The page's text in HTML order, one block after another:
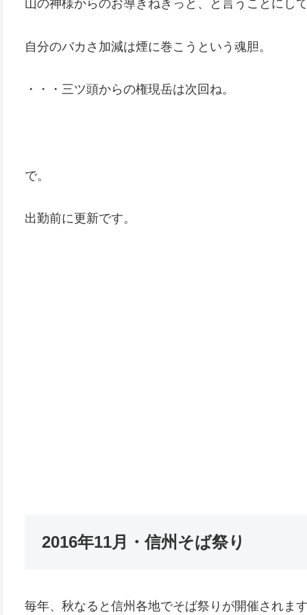
山の神様からのお導きねきっと、と言うことにし
自分のバカさ加減は煙に巻こうという魂胆。
・・・三ツ頭からの権現岳は次回ね。
で。
出勤前に更新です。
2016年11月・信州そば祭り
毎年、秋なると信州各地でそば祭りが開催されま